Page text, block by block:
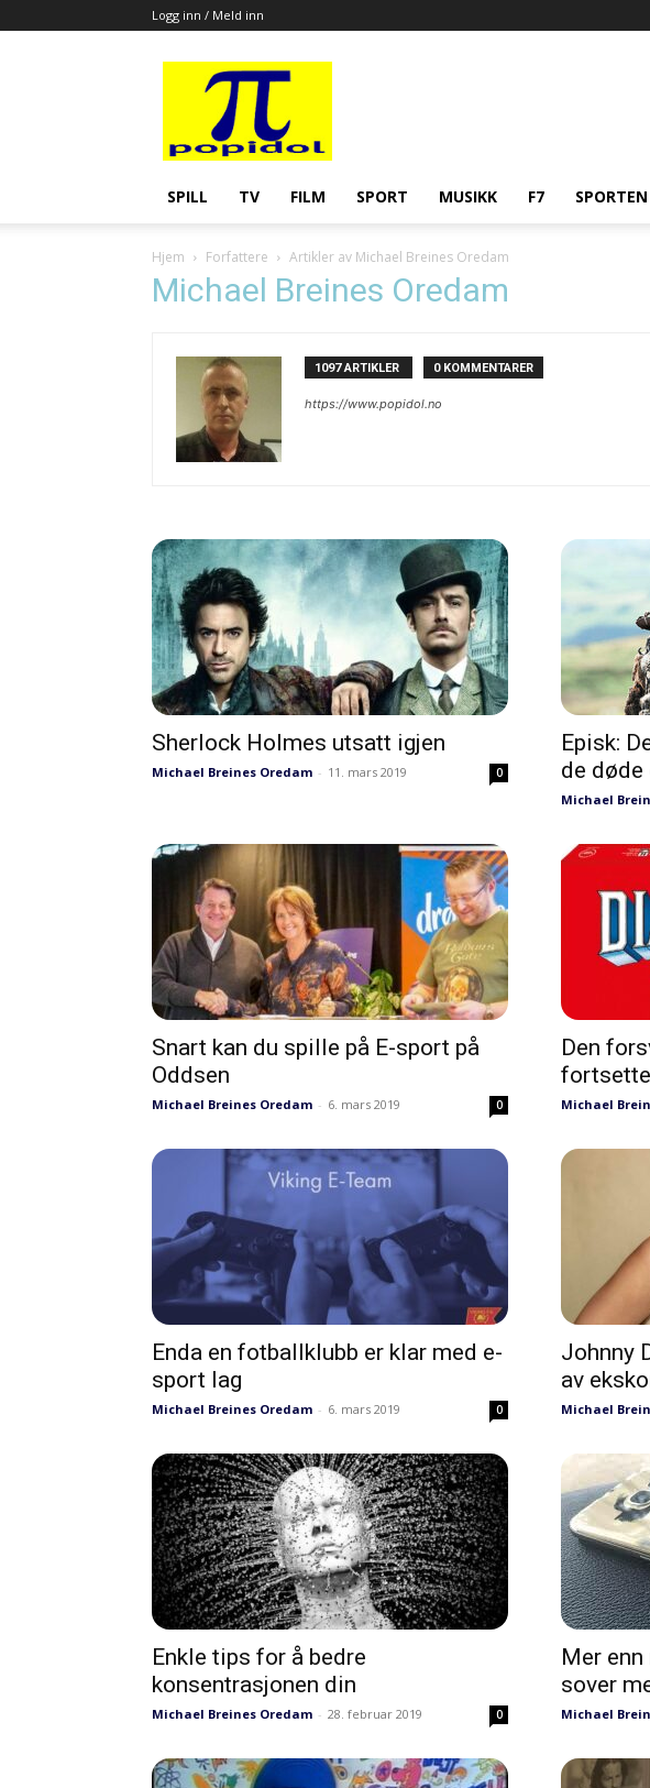
Logg inn / Meld inn
SPILL TV FILM SPORT MUSIKK F7 SPORTEN
Hjem Forfattere Artikler av Michael Breines Oredam
Michael Breines Oredam
1097 ARTIKLER 0 KOMMENTARER
https://www.popidol.no
Sherlock Holmes utsatt igjen
Michael Breines Oredam - 11. mars 2019 0
Episk:
de døde
Michael
Snart kan du spille på E-sport på
Oddsen
Michael Breines Oredam - 6. mars 2019 0
Den
Michael
Enda en fotballklubb er klar med e-
sport lag
Michael Breines Oredam - 6. mars 2019 0
Johnny
av
Michael
Enkle tips for å bedre
konsentrasjonen din
Michael Breines Oredam - 28. februar 2019 0
Mer
sover
Michael